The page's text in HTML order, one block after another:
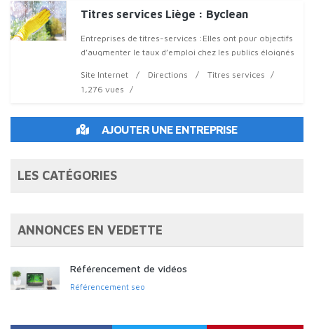
Titres services Liège : Byclean
Entreprises de titres-services :Elles ont pour objectifs
d’augmenter le taux d’emploi chez les publics éloignés
d’amélio
Site Internet Directions
Titres services
1,276 vues
AJOUTER UNE ENTREPRISE
LES CATÉGORIES
ANNONCES EN VEDETTE
Référencement de vidéos
Référencement seo